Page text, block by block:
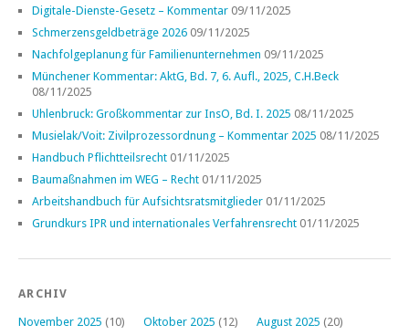
Digitale-Dienste-Gesetz – Kommentar 09/11/2025
Schmerzensgeldbeträge 2026 09/11/2025
Nachfolgeplanung für Familienunternehmen 09/11/2025
Münchener Kommentar: AktG, Bd. 7, 6. Aufl., 2025, C.H.Beck
08/11/2025
Uhlenbruck: Großkommentar zur InsO, Bd. I. 2025 08/11/2025
Musielak/Voit: Zivilprozessordnung – Kommentar 2025 08/11/2025
Handbuch Pflichtteilsrecht 01/11/2025
Baumaßnahmen im WEG – Recht 01/11/2025
Arbeitshandbuch für Aufsichtsratsmitglieder 01/11/2025
Grundkurs IPR und internationales Verfahrensrecht 01/11/2025
ARCHIV
November 2025 (10) Oktober 2025 (12) August 2025 (20)